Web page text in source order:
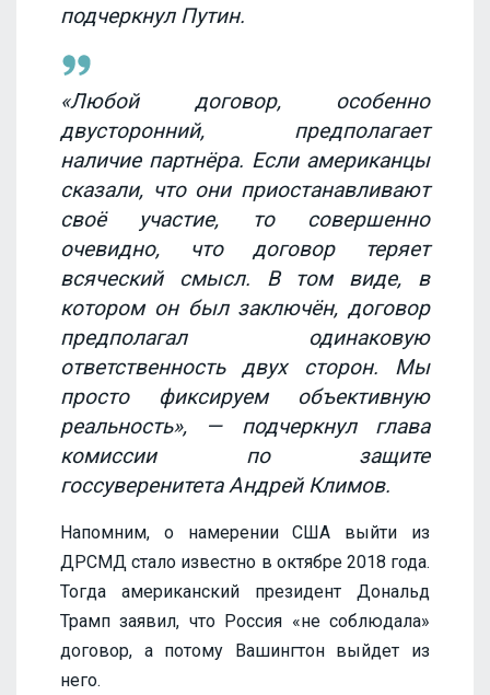
подчеркнул Путин.
«Любой договор, особенно
двусторонний, предполагает
наличие партнёра. Если американцы
сказали, что они приостанавливают
своё участие, то совершенно
очевидно, что договор теряет
всяческий смысл. В том виде, в
котором он был заключён, договор
предполагал одинаковую
ответственность двух сторон. Мы
просто фиксируем объективную
реальность», — подчеркнул глава
комиссии по защите
госсуверенитета Андрей Климов.
Напомним, о намерении США выйти из
ДРСМД стало известно в октябре 2018 года.
Тогда американский президент Дональд
Трамп заявил, что Россия «не соблюдала»
договор, а потому Вашингтон выйдет из
него.